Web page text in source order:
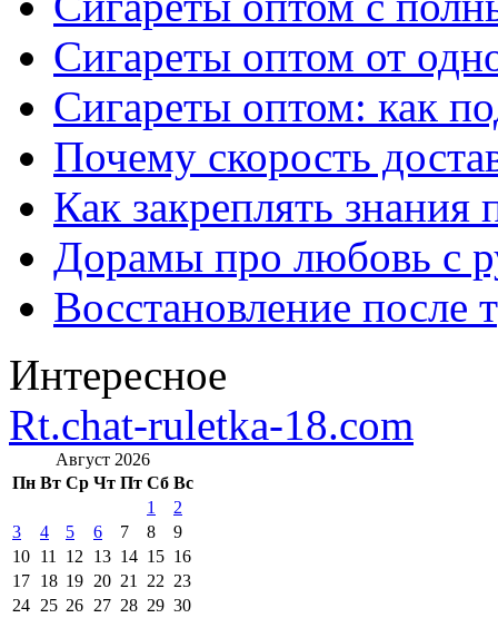
Сигареты оптом от
Сигареты оптом: как
Почему скорость
Как закреплять знания
Дорамы про любовь с
Восстановление после
Интересное
Rt.chat-ruletka-18.com
Август 2026
Пн Вт Ср Чт Пт Сб Вс
1
2
3
4 5 6 7 8
9
10 11 12 13 14 15 16
17 18 19 20 21 22 23
24 25 26 27 28 29 30